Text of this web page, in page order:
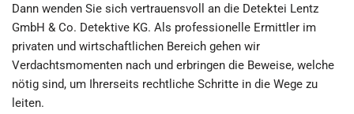
Dann wenden Sie sich vertrauensvoll an die Detektei Lentz
GmbH & Co. Detektive KG. Als professionelle Ermittler im
privaten und wirtschaftlichen Bereich gehen wir
Verdachtsmomenten nach und erbringen die Beweise, welche
nötig sind, um Ihrerseits rechtliche Schritte in die Wege zu
leiten.